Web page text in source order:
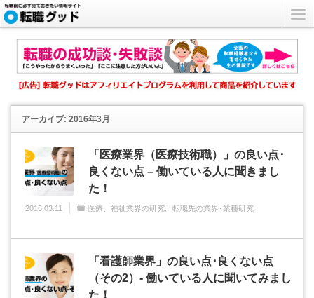
アーカイブ: 2016年3月
「医療業界（医療技術職）」の良い点･
良くない点 – 働いている人に聞きまし
た！
2016.03.11 医療、福祉業界の研究 転職先の業界･業種研究
「看護師業界」の良い点･良くない点
（その2）- 働いている人に聞いてみまし
た！